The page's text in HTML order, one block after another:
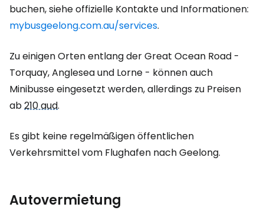
buchen, siehe offizielle Kontakte und Informationen:
mybusgeelong.com.au/services.
Zu einigen Orten entlang der Great Ocean Road -
Torquay, Anglesea und Lorne - können auch
Minibusse eingesetzt werden, allerdings zu Preisen
ab210 aud.
Es gibt keine regelmäßigen öffentlichen
Verkehrsmittel vom Flughafen nach Geelong.
Autovermietung